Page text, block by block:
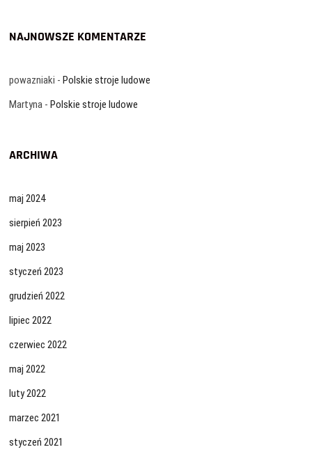
NAJNOWSZE KOMENTARZE
powazniaki -Polskie stroje ludowe
Martyna -Polskie stroje ludowe
ARCHIWA
maj 2024
sierpień 2023
maj 2023
styczeń 2023
grudzień 2022
lipiec 2022
czerwiec 2022
maj 2022
luty 2022
marzec 2021
styczeń 2021